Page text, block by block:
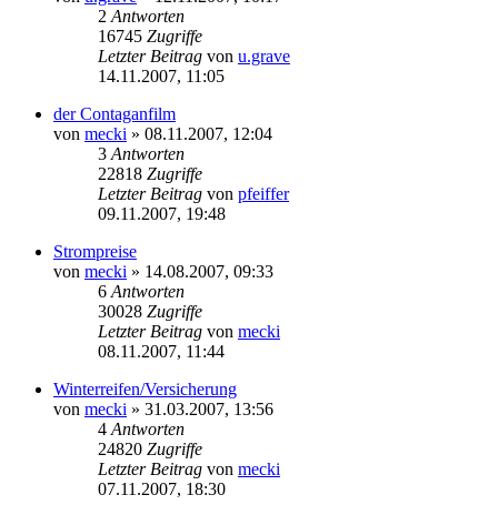
2 Antworten
16745 Zugriffe
Letzter Beitrag von u.grave
14.11.2007, 11:05
der Contaganfilm
von mecki » 08.11.2007, 12:04
3 Antworten
22818 Zugriffe
Letzter Beitrag von pfeiffer
09.11.2007, 19:48
Strompreise
von mecki » 14.08.2007, 09:33
6 Antworten
30028 Zugriffe
Letzter Beitrag von mecki
08.11.2007, 11:44
Winterreifen/Versicherung
von mecki » 31.03.2007, 13:56
4 Antworten
24820 Zugriffe
Letzter Beitrag von mecki
07.11.2007, 18:30